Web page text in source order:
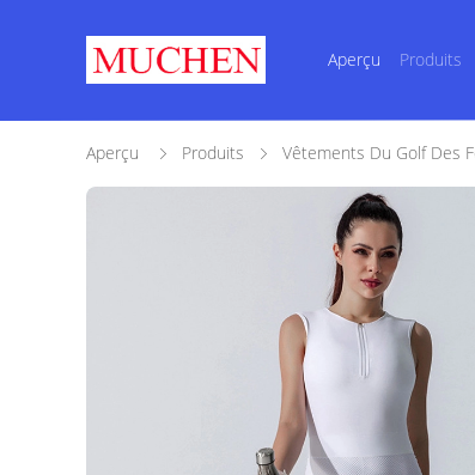
Aperçu Produits
Aperçu Produits Vêtements Du Golf Des